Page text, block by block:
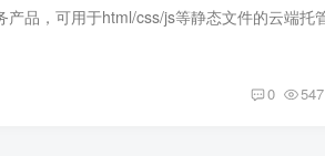
0 547